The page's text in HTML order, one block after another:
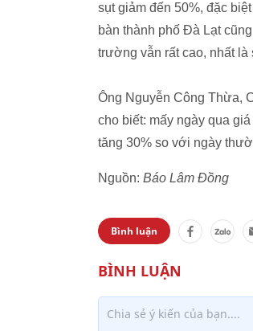
sụt giảm đến 50%, đặc
bàn thành phố Đà Lạt
trường vẫn rất cao, nhất
Ông Nguyễn Công Thừa,
cho biết: mấy ngày qua
tăng 30% so với ngày
Nguồn: Báo Lâm Đồng
Bình luận